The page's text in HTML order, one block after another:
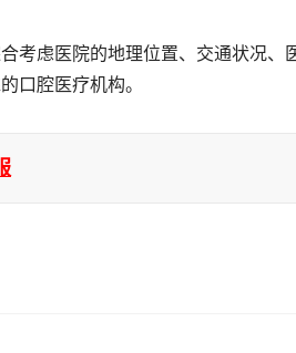
考虑医院的地理位置、交通状况、
口腔医疗机构。